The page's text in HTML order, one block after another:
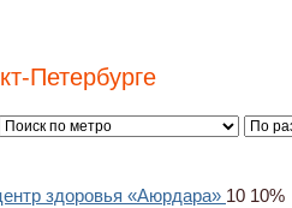
Петербурге
10 10%